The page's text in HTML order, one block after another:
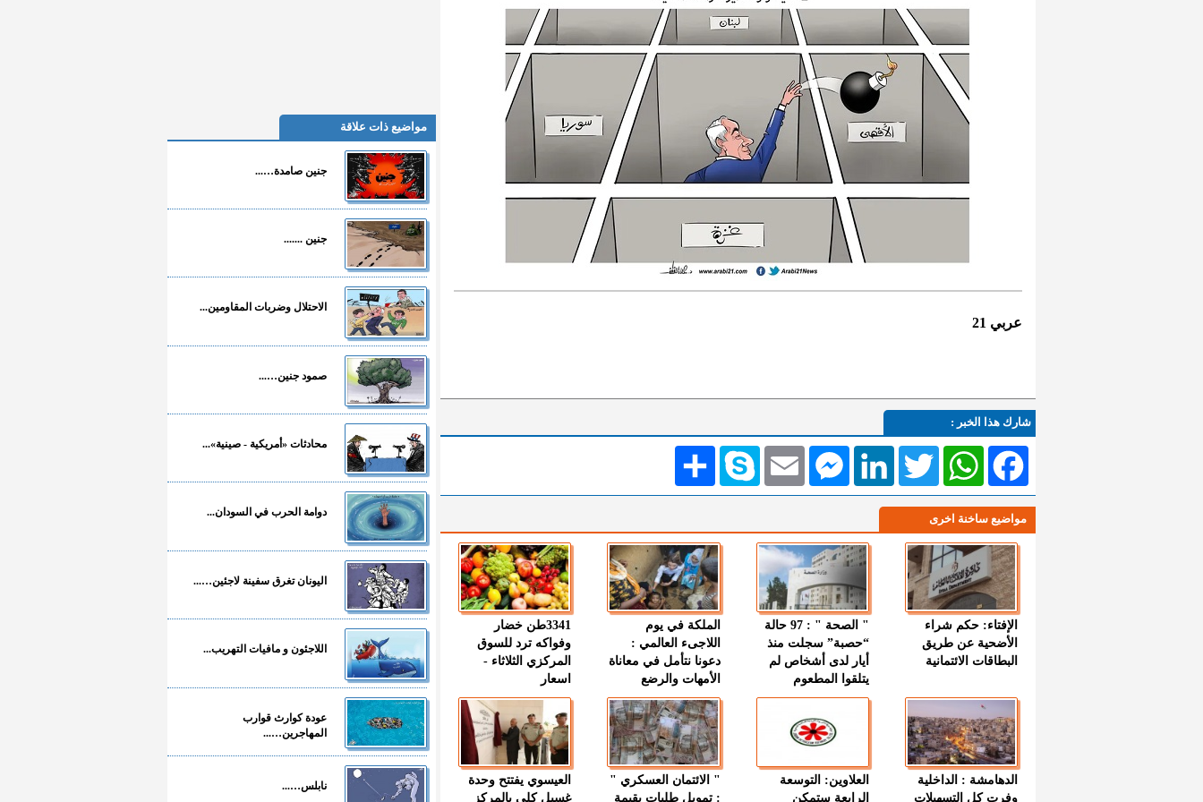
عربي 21
شارك هذا الخبر :
انشر Skype EmailMessengerLinkedIn TwitterWhatsAppFacebook
مواضيع ساخنة اخرى
الإفتاء: حكم شراء
الأضحية عن طريق
البطاقات الائتمانية
" الصحة " : 97 حالة
“حصبة” سجلت منذ
أيار لدى أشخاص لم
يتلقوا المطعوم
الملكة في يوم
اللاجىء العالمي :
دعونا نتأمل في معاناة
الأمهات والرضع
3341طن خضار
وفواكه ترد للسوق
المركزي الثلاثاء -
اسعار
الدهامشة : الداخلية
وفرت كل التسهيلات
العلاوين: التوسعة
الرابعة ستمكن
" الائتمان العسكري "
: تمويل طلبات بقيمة
العيسوي يفتتح وحدة
غسيل كلى بالمركز
مواضيع ذات علاقة
جنين صامدة…...
جنين .......
الاحتلال وضربات المقاومين...
صمود جنين…...
محادثات «أمريكية - صينية»...
دوامة الحرب في السودان...
اليونان تغرق سفينة لاجئين…...
اللاجئون و مافيات التهريب...
عودة كوارث قوارب
المهاجرين…...
نابلس…...